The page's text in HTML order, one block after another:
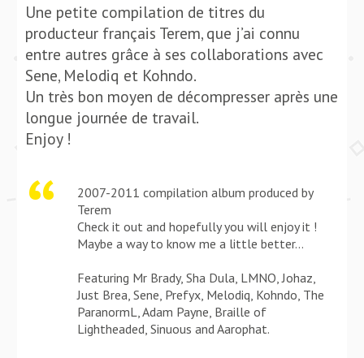
Une petite compilation de titres du
producteur français Terem, que j’ai connu
entre autres grâce à ses collaborations avec
Sene, Melodiq et Kohndo.
Un très bon moyen de décompresser après une
longue journée de travail.
Enjoy !
2007-2011 compilation album produced by
Terem
Check it out and hopefully you will enjoy it !
Maybe a way to know me a little better…
Featuring Mr Brady, Sha Dula, LMNO, Johaz,
Just Brea, Sene, Prefyx, Melodiq, Kohndo, The
ParanormL, Adam Payne, Braille of
Lightheaded, Sinuous and Aarophat.